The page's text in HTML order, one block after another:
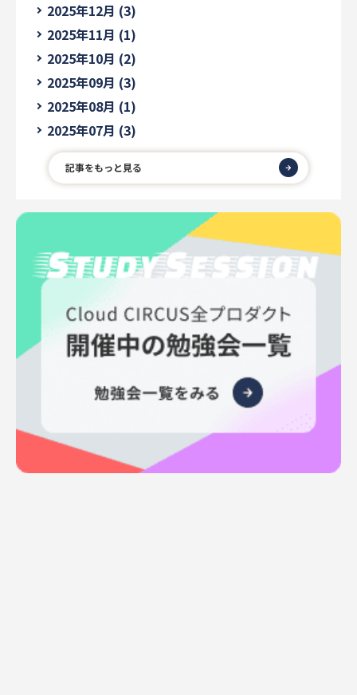
2025年12月 (3)
2025年11月 (1)
2025年10月 (2)
2025年09月 (3)
2025年08月 (1)
2025年07月 (3)
記事をもっと見る